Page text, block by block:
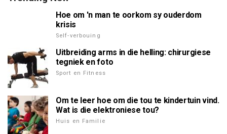
Hoe om 'n man te oorkom sy ouderdom
krisis
Self-verbouing
Uitbreiding arms in die helling: chirurgiese
tegniek en foto
Sport en Fitness
Om te leer hoe om die tou te kindertuin vind.
Wat is die elektroniese tou?
Huis en Familie